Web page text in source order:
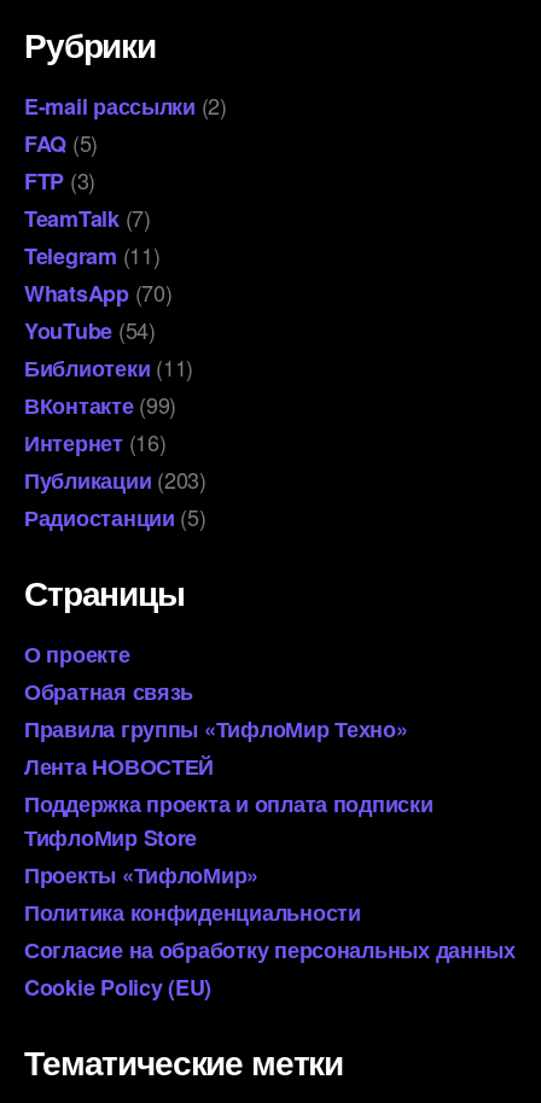
Рубрики
E-mail рассылки (2)
FAQ (5)
FTP (3)
TeamTalk(7)
Telegram (11)
WhatsApp(70)
YouTube (54)
Библиотеки (11)
ВКонтакте(99)
Интернет(16)
Публикации (203)
Радиостанции (5)
Страницы
О проекте
Обратная связь
Правила группы «ТифлоМир Техно»
Лента НОВОСТЕЙ
Поддержка проекта и оплата подписки
ТифлоМир Store
Проекты «ТифлоМир»
Политика конфиденциальности
Согласие на обработку персональных данных
Cookie Policy (EU)
Тематические метки